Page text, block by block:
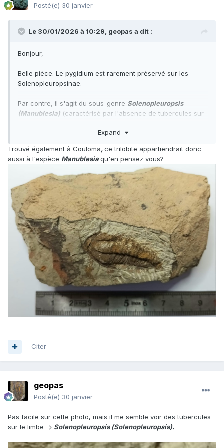
Posté(e) 30 janvier
Le 30/01/2026 à 10:29, geopas a dit :
Bonjour,
Belle pièce. Le pygidium est rarement préservé sur les
Solenopleuropsinae.
Par contre, il s'agit du sous-genre Solenopleuropsis
(Manublesia) (caractérisé par l'absence de tubercules sur
Expand
Trouvé également à Couloma,ce trilobite appartiendrait donc
aussi à l'espèce Manublesiaqu'en pensez vous?
Citer
geopas
Posté(e) 30 janvier
Pas facile sur cette photo, mais il me semble voir des tubercules
sur le limbe => Solenopleuropsis (Solenopleuropsis).